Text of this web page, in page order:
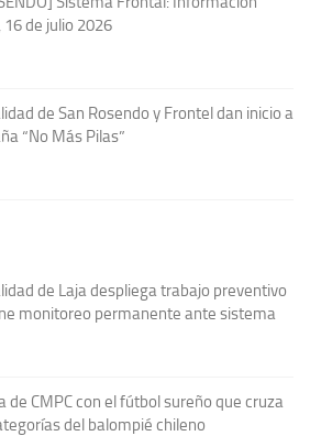
de julio 2026
de San Rosendo y Frontel dan inicio a
“No Más Pilas”
de Laja despliega trabajo preventivo
monitoreo permanente ante sistema
de CMPC con el fútbol sureño que cruza
del balompié chileno